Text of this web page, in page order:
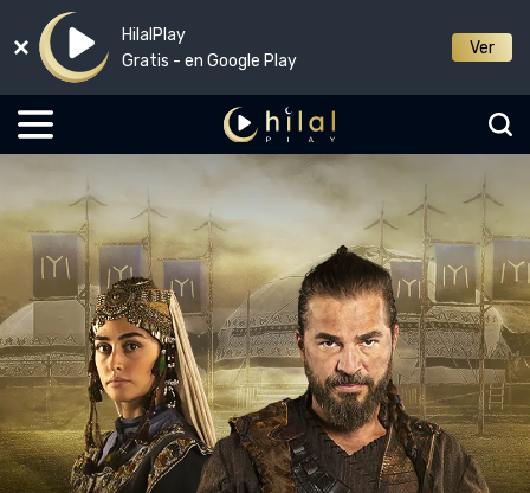
HilalPlay
Gratis - en Google Play
Ver